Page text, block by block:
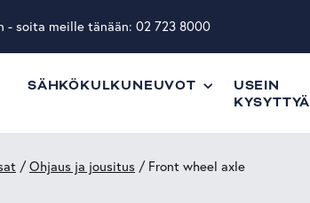
- soita meille tänään: 02 723 8000
SÄHKÖKULKUNEUVOT
USEIN
KYSYTTYÄ
/Ohjaus ja jousitus / Front wheel axle